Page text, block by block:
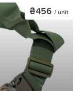
₴456 / unit